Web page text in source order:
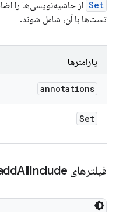
Set از حاشیه‌نویسی‌ها را
تست‌ها با آن، شامل شوند.
پارامترها
annotations
Set
فیلترهای add AllInclude